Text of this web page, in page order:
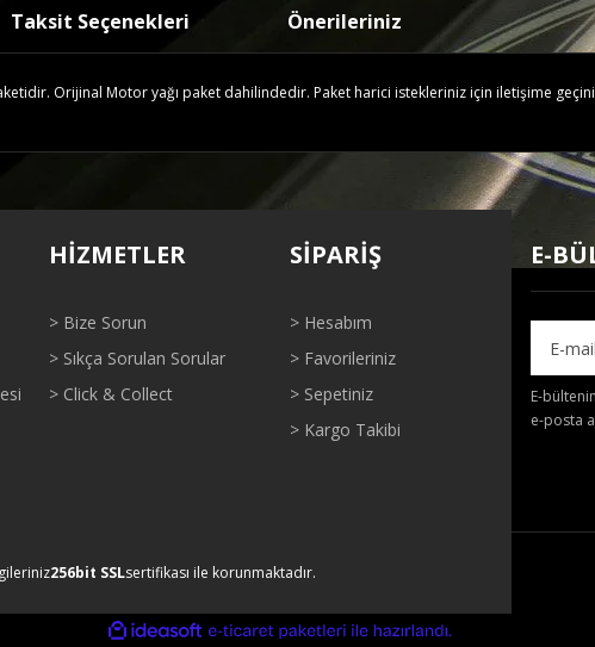
Taksit Seçenekleri Önerileriniz
Orijinal Motor yağı paket dahilindedir. Paket harici istekleriniz için iletişime
konularda yetersiz gördüğünüz noktaları öneri formunu kullanarak
Gönder
HİZMETLER
> Bize Sorun
> Sıkça Sorulan Sorular
> Click & Collect
SİPARİŞ
> Hesabım
> Favorileriniz
> Sepetiniz
> Kargo Takibi
E-
E-
e-posta
256bit SSLsertifikası ile korunmaktadır.
ideasoft
e-